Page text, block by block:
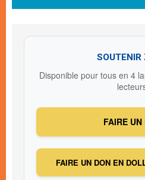
SOUTENIR
Disponible pour tous en 4
FAIRE UN
FAIRE UN DON EN